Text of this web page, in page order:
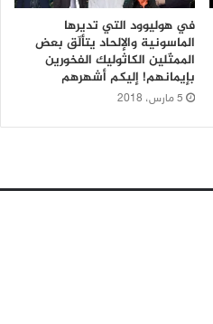
في هوليوود التي تديرها
الماسونية والإلحاد يتألّق بعض
الممثّلين الكاثوليك الفخورين
بإيمانهم! إليكم أشهرهم
5 مارس، 2018